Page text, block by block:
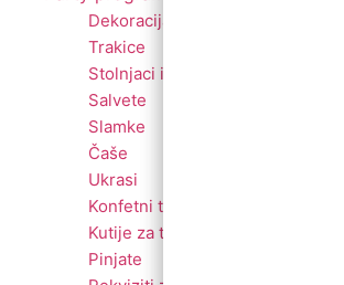
Dekoracija za prostor
Trakice
Stolnjaci i dekoracije
Salvete
Slamke
Čaše
Ukrasi
Konfetni topovi
Kutije za torte
Pinjate